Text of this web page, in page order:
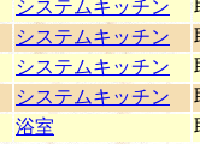
システムキッチン
システムキッチン
システムキッチン
システムキッチン
浴室